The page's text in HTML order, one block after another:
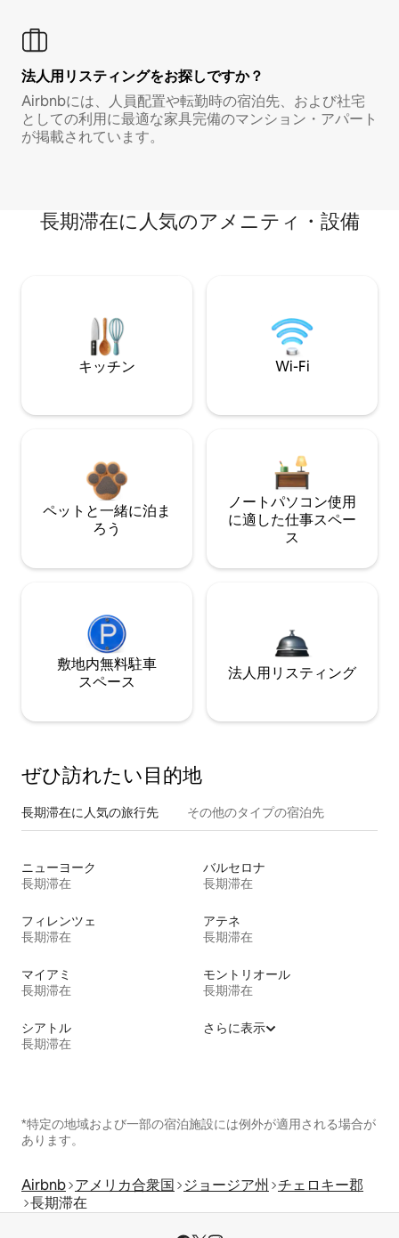
法人用リスティングをお探しですか？
Airbnbには、人員配置や転勤時の宿泊先、および社宅
としての利用に最適な家具完備のマンション・アパート
が掲載されています。
長期滞在に人気のアメニティ・設備
キッチン Wi-Fi
ペットと一緒に泊ま
ろう
ノートパソコン使用
に適した仕事スペー
ス
敷地内無料駐⁠車
ス⁠ペ⁠ー⁠ス
法人用リスティング
ぜひ訪⁠れ⁠た⁠い目⁠的⁠地
長期滞在に人気の旅行先 その他のタ⁠イ⁠プ⁠の宿⁠泊⁠先
ニューヨーク
長期滞在
バルセロナ
長期滞在
フィレンツェ
長期滞在
アテネ
長期滞在
マイアミ
長期滞在
モントリオール
長期滞在
シアトル
長期滞在
さらに表示
*特定の地域および一部の宿泊施設には例外が適用される場合が
あります。
Airbnb アメリカ合衆国 ジョージア州 チェロキー郡
長期滞在